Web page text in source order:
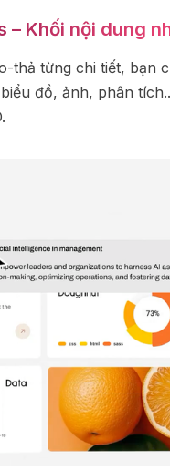
– Khối nội dung
thả từng chi tiết, bạn
đồ, ảnh, phân